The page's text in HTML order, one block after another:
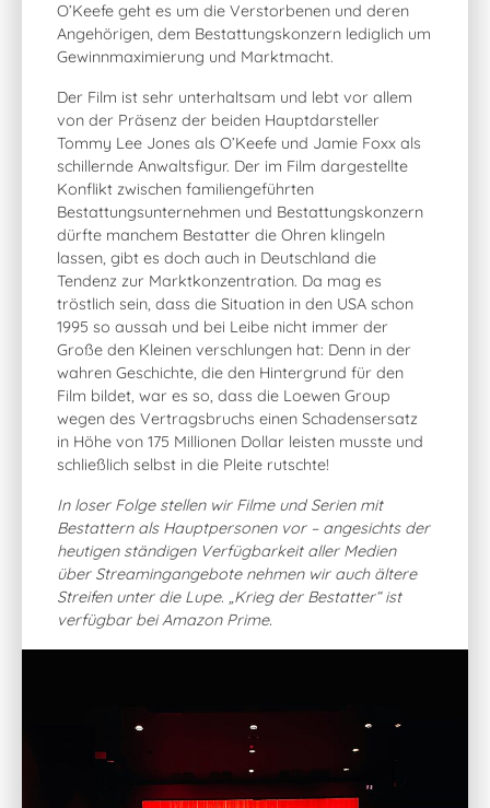
O’Keefe geht es um die Verstorbenen und deren
Angehörigen, dem Bestattungskonzern lediglich um
Gewinnmaximierung und Marktmacht.
Der Film ist sehr unterhaltsam und lebt vor allem
von der Präsenz der beiden Hauptdarsteller
Tommy Lee Jones als O’Keefe und Jamie Foxx als
schillernde Anwaltsfigur. Der im Film dargestellte
Konflikt zwischen familiengeführten
Bestattungsunternehmen und Bestattungskonzern
dürfte manchem Bestatter die Ohren klingeln
lassen, gibt es doch auch in Deutschland die
Tendenz zur Marktkonzentration. Da mag es
tröstlich sein, dass die Situation in den USA schon
1995 so aussah und bei Leibe nicht immer der
Große den Kleinen verschlungen hat: Denn in der
wahren Geschichte, die den Hintergrund für den
Film bildet, war es so, dass die Loewen Group
wegen des Vertragsbruchs einen Schadensersatz
in Höhe von 175 Millionen Dollar leisten musste und
schließlich selbst in die Pleite rutschte!
In loser Folge stellen wir Filme und Serien mit
Bestattern als Hauptpersonen vor – angesichts der
heutigen ständigen Verfügbarkeit aller Medien
über Streamingangebote nehmen wir auch ältere
Streifen unter die Lupe. „Krieg der Bestatter“ ist
verfügbar bei Amazon Prime.